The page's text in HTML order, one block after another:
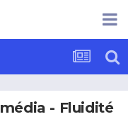
- Fluidité